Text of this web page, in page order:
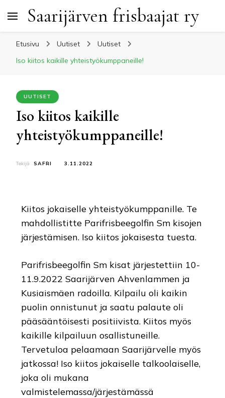
Saarijärven frisbaajat ry
Etusivu Uutiset
Uutiset
Iso kiitos kaikille yhteistyökumppaneille!
UUTISET
Iso kiitos kaikille
yhteistyökumppaneille!
Tekijä SAFRI 3.11.2022
Kiitos jokaiselle yhteistyökumppanille. Te
mahdollistitte Parifrisbeegolfin Sm kisojen
järjestämisen. Iso kiitos jokaisesta tuesta.
Parifrisbeegolfin Sm kisat järjestettiin 10-
11.9.2022 Saarijärven Ahvenlammen ja
Kusiaismäen radoilla. Kilpailu oli kaikin
puolin onnistunut ja saatu palaute oli
pääsääntöisesti positiivista. Kiitos myös
kaikille kilpailuun osallistuneille.
Tervetuloa pelaamaan Saarijärvelle myös
jatkossa! Iso kiitos jokaiselle talkoolaiselle,
joka oli mukana
valmistelemassa/järjestämässä